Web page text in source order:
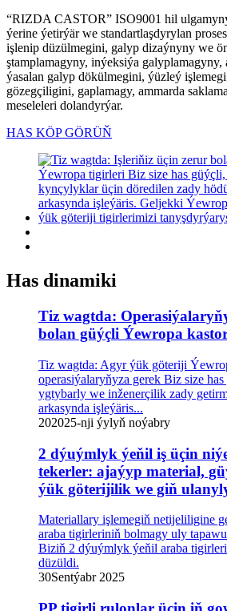
“RIZDA CASTOR” ISO9001 hil
ýerine ýetirýär we standartlaşdyrylan
işlenip düzülmegini, galyp dizaýnyny we
ştamplamagyny, inýeksiýa
ýasalan galyp dökülmegini, ýüzleý
gözegçiligini, gaplamagy, ammarda
meseleleri dolandyrýar.
HAS KÖP GÖRÜŇ
Has dinamiki
Tiz wagtda:
bolan güýçli Ýewropa
Tiz wagtda: Agyr ýük göteriji
operasiýalaryňyza gerek Biz size
ygtybarly we inženerçilik zady
arkasynda işleýäris...
202025-nji ýylyň noýabry
2 dýuýmlyk ýeňil iş üçin
tekerler: ajaýyp material,
ýük göterijilik we giň
Materiallary işlemegiň netijeliligine
araba tigirleriniň bolmagy uly
Biziň 2 dýuýmlyk ýeňil araba
düzüldi.
30Sentýabr 2025